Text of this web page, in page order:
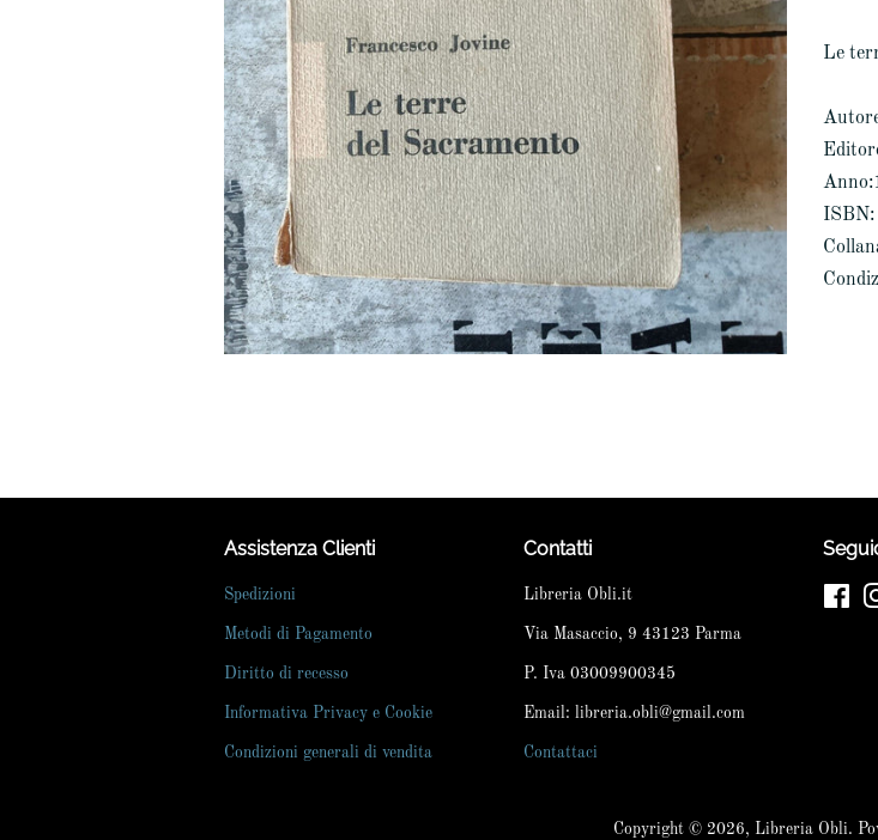
Le
Assistenza Clienti
Spedizioni
Metodi di Pagamento
Diritto di recesso
Informativa Privacy e Cookie
Condizioni generali di vendita
Contatti
Libreria Obli.it
Via Masaccio, 9 43123 Parma
P. Iva 03009900345
Email: libreria.obli@gmail.com
Contattaci
Copyright © 2026, Libreria Obli.